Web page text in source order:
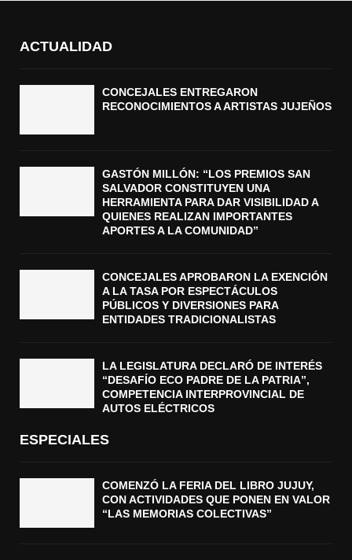
ACTUALIDAD
CONCEJALES ENTREGARON
RECONOCIMIENTOS A ARTISTAS JUJEÑOS
GASTÓN MILLÓN: “LOS PREMIOS SAN
SALVADOR CONSTITUYEN UNA
HERRAMIENTA PARA DAR VISIBILIDAD A
QUIENES REALIZAN IMPORTANTES
APORTES A LA COMUNIDAD”
CONCEJALES APROBARON LA EXENCIÓN
A LA TASA POR ESPECTÁCULOS
PÚBLICOS Y DIVERSIONES PARA
ENTIDADES TRADICIONALISTAS
LA LEGISLATURA DECLARÓ DE INTERÉS
“DESAFÍO ECO PADRE DE LA PATRIA”,
COMPETENCIA INTERPROVINCIAL DE
AUTOS ELÉCTRICOS
ESPECIALES
COMENZÓ LA FERIA DEL LIBRO JUJUY,
CON ACTIVIDADES QUE PONEN EN VALOR
“LAS MEMORIAS COLECTIVAS”